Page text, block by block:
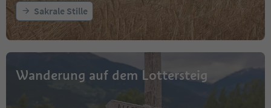
Sakrale Stille
Wanderung auf dem Lottersteig